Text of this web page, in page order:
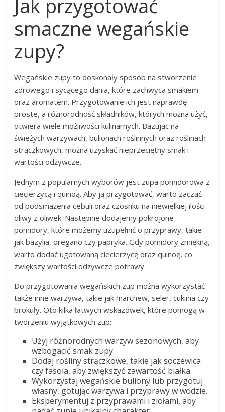
Jak przygotować
smaczne wegańskie
zupy?
Wegańskie zupy to doskonały sposób na stworzenie
zdrowego i sycącego dania, które zachwyca smakiem
oraz aromatem. Przygotowanie ich jest naprawdę
proste, a różnorodność składników, których można użyć,
otwiera wiele możliwości kulinarnych. Bazując na
świeżych warzywach, bulionach roślinnych oraz roślinach
strączkowych, można uzyskać nieprzeciętny smak i
wartości odżywcze.
Jednym z popularnych wyborów jest zupa pomidorowa z
ciecierzycą i quinoą. Aby ją przygotować, warto zacząć
od podsmażenia cebuli oraz czosnku na niewielkiej ilości
oliwy z oliwek. Następnie dodajemy pokrojone
pomidory, które możemy uzupełnić o przyprawy, takie
jak bazylia, oregano czy papryka. Gdy pomidory zmiękną,
warto dodać ugotowaną ciecierzycę oraz quinoę, co
zwiększy wartości odżywcze potrawy.
Do przygotowania wegańskich zup można wykorzystać
także inne warzywa, takie jak marchew, seler, cukinia czy
brokuły. Oto kilka łatwych wskazówek, które pomogą w
tworzeniu wyjątkowych zup:
Użyj różnorodnych warzyw sezonowych, aby
wzbogacić smak zupy.
Dodaj rośliny strączkowe, takie jak soczewica
czy fasola, aby zwiększyć zawartość białka.
Wykorzystaj wegańskie buliony lub przygotuj
własny, gotując warzywa i przyprawy w wodzie.
Eksperymentuj z przyprawami i ziołami, aby